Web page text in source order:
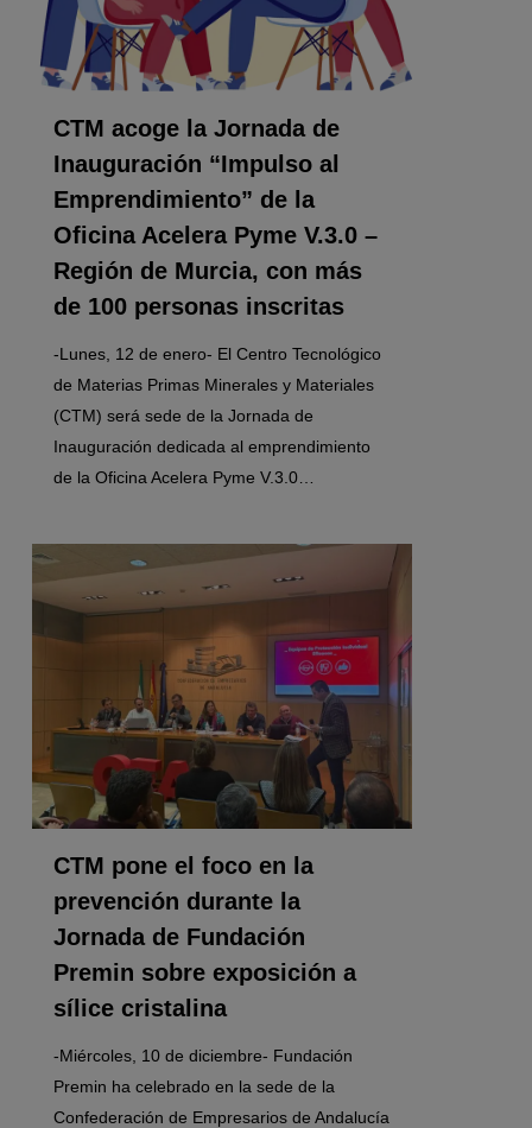
CTM acoge la Jornada de
Inauguración “Impulso al
Emprendimiento” de la
Oficina Acelera Pyme V.3.0 –
Región de Murcia, con más
de 100 personas inscritas
-Lunes, 12 de enero- El Centro Tecnológico
de Materias Primas Minerales y Materiales
(CTM) será sede de la Jornada de
Inauguración dedicada al emprendimiento
de la Oficina Acelera Pyme V.3.0…
CTM pone el foco en la
prevención durante la
Jornada de Fundación
Premin sobre exposición a
sílice cristalina
-Miércoles, 10 de diciembre- Fundación
Premin ha celebrado en la sede de la
Confederación de Empresarios de Andalucía